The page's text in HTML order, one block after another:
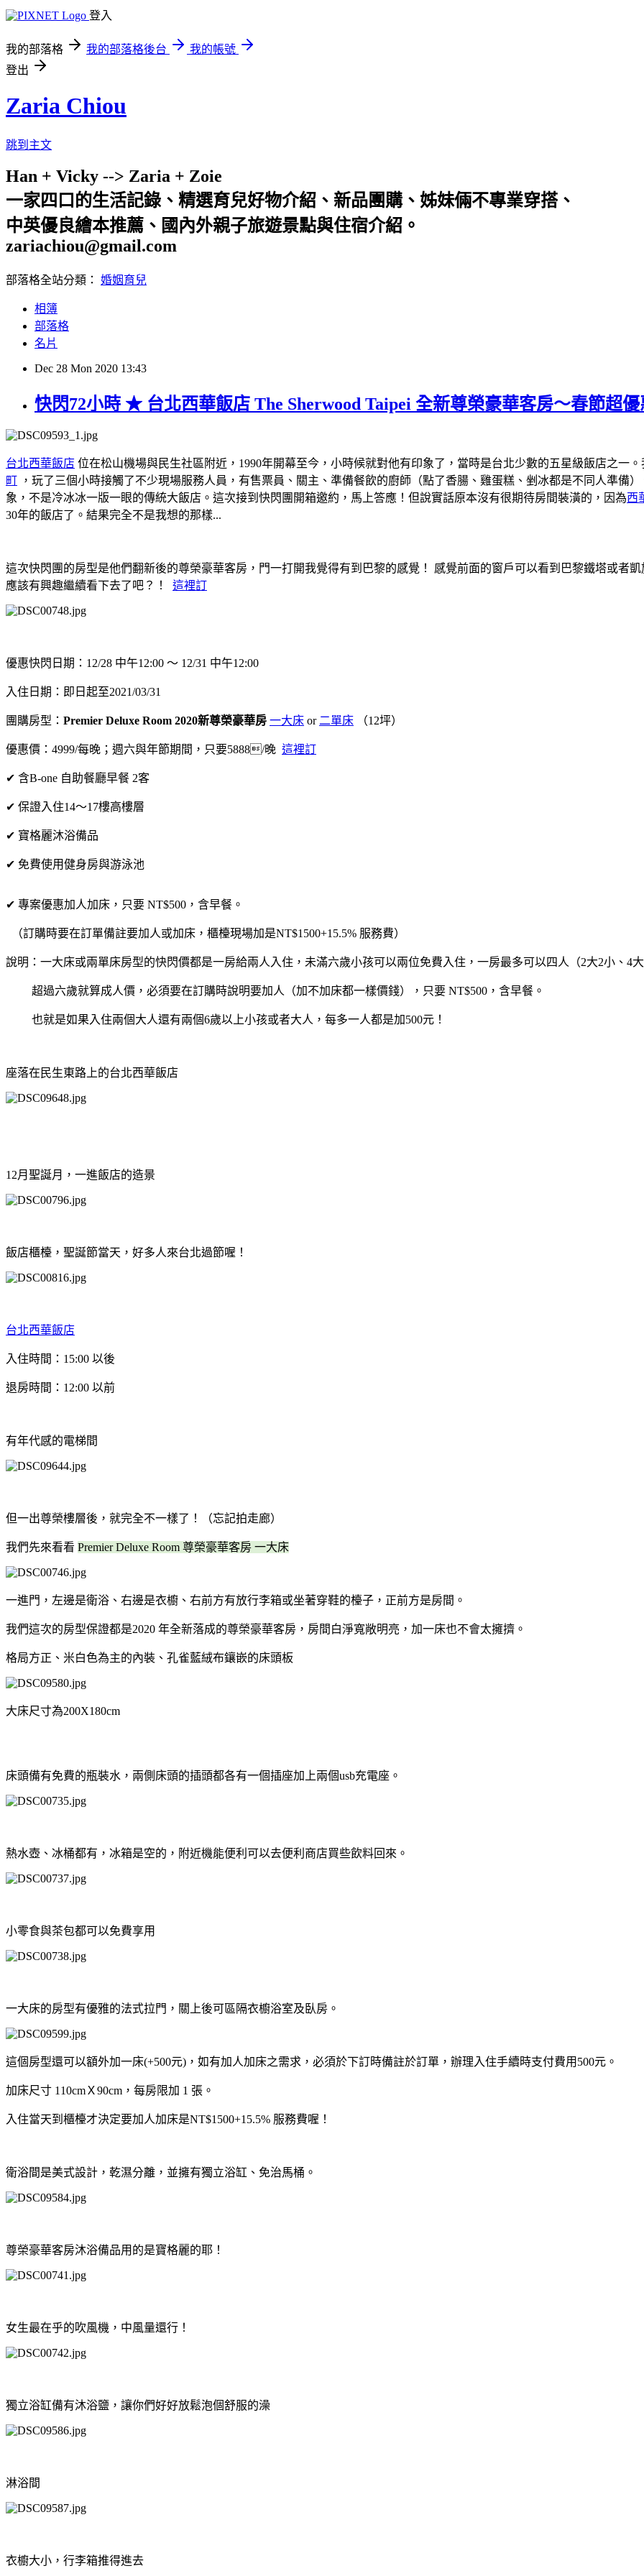
登入
我的部落格 我的部落格後台
我的帳號
登出
Zaria Chiou
跳到主文
Han + Vicky --> Zaria + Zoie
一家四口的生活記錄、精選育兒好物介紹、新品團購、姊妹倆不專業穿搭、
中英優良繪本推薦、國內外親子旅遊景點與住宿介紹。
zariachiou@gmail.com
部落格全站分類： 婚姻育兒
相簿
部落格
名片
Dec 28 Mon 2020 13:43
快閃72小時 ★ 台北西華飯店 The Sherwood Taipei 全新尊榮豪華客房～春節超優
台北西華飯店 位在松山機場與民生社區附近， 1990年開幕至今，小時候就對他有印象了，當時是台北少數的五星級飯店之一
町 ，玩了三個小時接觸了不少現場服務人員，有售票員、關主、準備餐飲的廚師（點了香腸、雞蛋糕、剉冰都是不同人準備
象，不是冷冰冰一版一眼的傳統大飯店。這次接到快閃團開箱邀約，馬上答應！但說實話原本沒有很期待房間裝潢的，因為西
30年的飯店了。結果完全不是我想的那樣...
這次快閃團的房型是他們翻新後的尊榮豪華客房，門一打開我覺得有到巴黎的感覺！ 感覺前面的窗戶可以看到巴黎鐵塔或者
應該有興趣繼續看下去了吧？！ 這裡訂
優惠快閃日期：12/28 中午12:00 ～ 12/31 中午12:00
入住日期：即日起至2021/03/31
團購房型： Premier Deluxe Room 2020新尊榮豪華房 一大床 or 二單床 （12坪）
優惠價：4999/每晚；週六與年節期間，只要5888/晚 這裡訂
✔ 含B-one 自助餐廳早餐 2客
✔ 保證入住14～17樓高樓層
✔ 寶格麗沐浴備品
✔ 免費使用健身房與游泳池
✔ 專案優惠加人加床，只要 NT$500 ，含早餐。
（訂購時要在訂單備註要加人或加床，櫃檯現場加是NT$1500+15.5% 服務費）
說明：一大床或兩單床房型的快閃價都是一房給兩人入住，未滿六歲小孩可以兩位免費入住，一房最多可以四人（2大2小、4大
超過六歲就算成人價，必須要在訂購時說明要加人（加不加床都一樣價錢），只要 NT$500 ，含早餐。
也就是如果入住兩個大人還有兩個6歲以上小孩或者大人，每多一人都是加500元！
座落在民生東路上的台北西華飯店
12月聖誕月，一進飯店的造景
飯店櫃檯，聖誕節當天，好多人來台北過節喔！
台北西華飯店
入住時間：15:00 以後
退房時間： 12:00 以前
有年代感的電梯間
但一出尊榮樓層後，就完全不一樣了！（忘記拍走廊）
我們先來看看 Premier Deluxe Room 尊榮豪華客房 一大床
一進門，左邊是衛浴、右邊是衣櫥、右前方有放行李箱或坐著穿鞋的檯子，正前方是房間。
我們這次的房型保證都是2020 年全新落成的尊榮豪華客房，房間白淨寬敞明亮，加一床也不會太擁擠。
格局方正、米白色為主的內裝、孔雀藍絨布鑲嵌的床頭板
大床尺寸為200X180cm
床頭備有免費的瓶裝水，兩側床頭的插頭都各有一個插座加上兩個usb充電座。
熱水壺、冰桶都有，冰箱是空的，附近機能便利可以去便利商店買些飲料回來。
小零食與茶包都可以免費享用
一大床的房型有優雅的法式拉門，關上後可區隔衣櫥浴室及臥房。
這個房型還可以額外加一床(+500元)，如有加人加床之需求，必須於下訂時備註於訂單，辦理入住手續時支付費用500元。
加床尺寸 110cmＸ90cm ，每房限加 1 張。
入住當天到櫃檯才決定要加人加床是NT$1500+15.5% 服務費喔！
衛浴間是美式設計，乾濕分離，並擁有獨立浴缸、免治馬桶。
尊榮豪華客房沐浴備品用的是寶格麗的耶！
女生最在乎的吹風機，中風量還行！
獨立浴缸備有沐浴鹽，讓你們好好放鬆泡個舒服的澡
淋浴間
衣櫥大小，行李箱推得進去